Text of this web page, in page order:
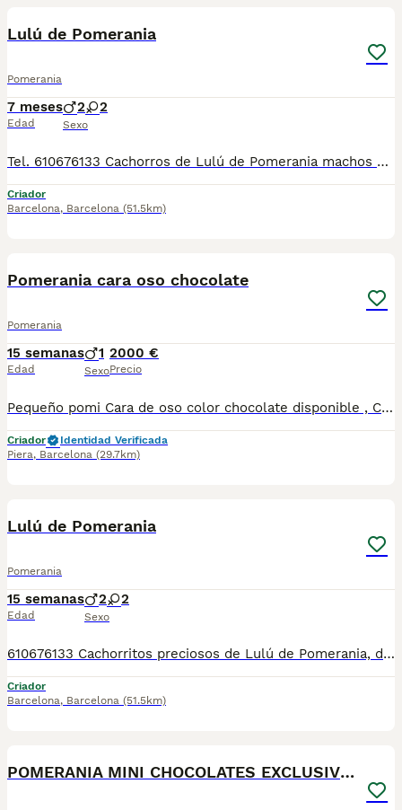
Lulú de Pomerania
Pomerania
7 meses
Edad
2 2
Sexo
Tel. 610676133 Cachorros de Lulú de Pomerania machos y hembras, preciosos, de tamaño pequeño, de dos meses de edad, con mucha calidad de pelo, unas autenticas bolitas de pelo, listos para entrega! Se entregan con la vacuna correspondiente a la edad, desparasitados, con su cartilla veterinaria, microchip y garantía por escrito, muy bien cuidados, muy sanos, criados en entorno familiar. Ven a verlos sin compromiso cualquier día de la semana, incluidos festivos. Disponemos de centro con número zoológico T-2500116
Criador
Barcelona, Barcelona (51.5km)
Pomerania cara oso chocolate
Pomerania
15 semanas
Edad
1
Sexo
2000 €
Precio
Pequeño pomi Cara de oso color chocolate disponible , Centro Canino Vallbonica es mucho más que un centro de cría , es una familia comprometida con el bienestar animal y la cria responsable, siendo Criadores directos, sin intermediarios, con más de 20 años de experiencia. Apostamos por la cría responsable y una cuidada selección por ello todos nuestros bebés nacen y se crían en nuestras instalaciones , asegurando así un correcto desarrollo y una magnífica socialización, consiguiendo en cada ejemplar un carácter juguetón y extrovertido algo primordial para su adaptación como un miembro más en tu familia . Se entregan con el carnet de vacunas con el plan correspondiente a su edad , desparasitados y microchip implantado y activado en registro de Anicom. Facilitamos junto al cachorro contrato de compra con garantías víricas de 15 días y congénitas de 1 año . Contamos con un gran equipo de profesionales entre los que se encuentran educadores, auxiliares y Veterinarios ofreciendo los controles sanitarios necesarios así como continua vigilancia asegurando su bienestar . Hacemos envíos a toda España con empresa de transporte privado, proporcionando un viaje confortable y ofreciendo las atenciones necesarias a nuestros bebés . Si estás interesado en alguno de nuestros ejemplares solicita información sin compromiso al 722269698 . También atendemos vía WhatsApp . PRECIO REAL ( incluye el IVA) .
Criador
Identidad Verificada
Piera, Barcelona (29.7km)
Lulú de Pomerania
Pomerania
15 semanas
Edad
2 2
Sexo
610676133 Cachorritos preciosos de Lulú de Pomerania, de tamaño pequeñito, varios colores disponibles, con mucha calidad de pelo, muy bien cuidados, tienen dos meses de edad, se entregan revisados por nuestro veterinario, vacunados, desparasitados, con su cartilla veterinaria, microchip y garantía sanitaria por escrito. Tienen un carácter excelente, muy buenos y cariñosos, ideales para compañía, se pueden ver sin compromiso. Para más información 610676133 número zoológico t-2500116 Número de Microchip: 90200047852478 Núcleo Zoológico: t-2500116
Criador
Barcelona, Barcelona (51.5km)
POMERANIA MINI CHOCOLATES EXCLUSIVOS